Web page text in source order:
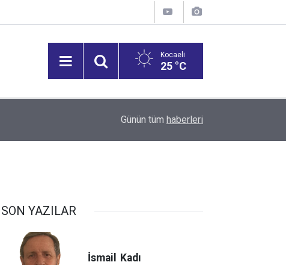
Kocaeli
25 °C
İzmit 95 Ebeveyn Buluşmaları başlıyor
Günün tüm haberleri
SON YAZILAR
İsmail Kadı